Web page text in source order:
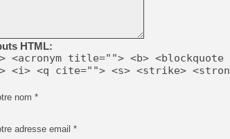
[LS] [PS5] Le WebKit
[GK] Oubliez Crazy Taxi,
[LS] [Switch] NSZ 5.0.0
[GK] No More Room in
[GK] Un chatbot Atelier
HTML:
title=""> <b> <blockquote
<i> <q cite=""> <s> <strike>
nom *
adresse email *